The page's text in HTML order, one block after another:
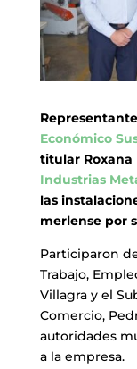
Económico
titular Roxana
Industrias
las
merlense por
Participaron
Trabajo,
Villagra y el
Comercio,
autoridades
a la empresa.